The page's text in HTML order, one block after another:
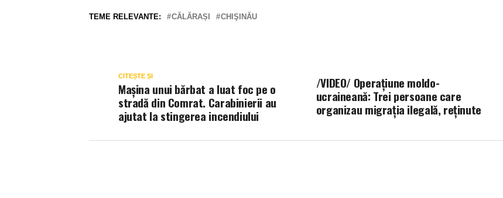
TEME RELEVANTE: CĂLĂRAȘI CHIŞINĂU
/VIDEO/ Operațiune moldo-
ucraineană: Trei persoane care
organizau migrația ilegală, reținute
CITEȘTE ȘI
Mașina unui bărbat a luat foc pe o
stradă din Comrat. Carabinierii au
ajutat la stingerea incendiului